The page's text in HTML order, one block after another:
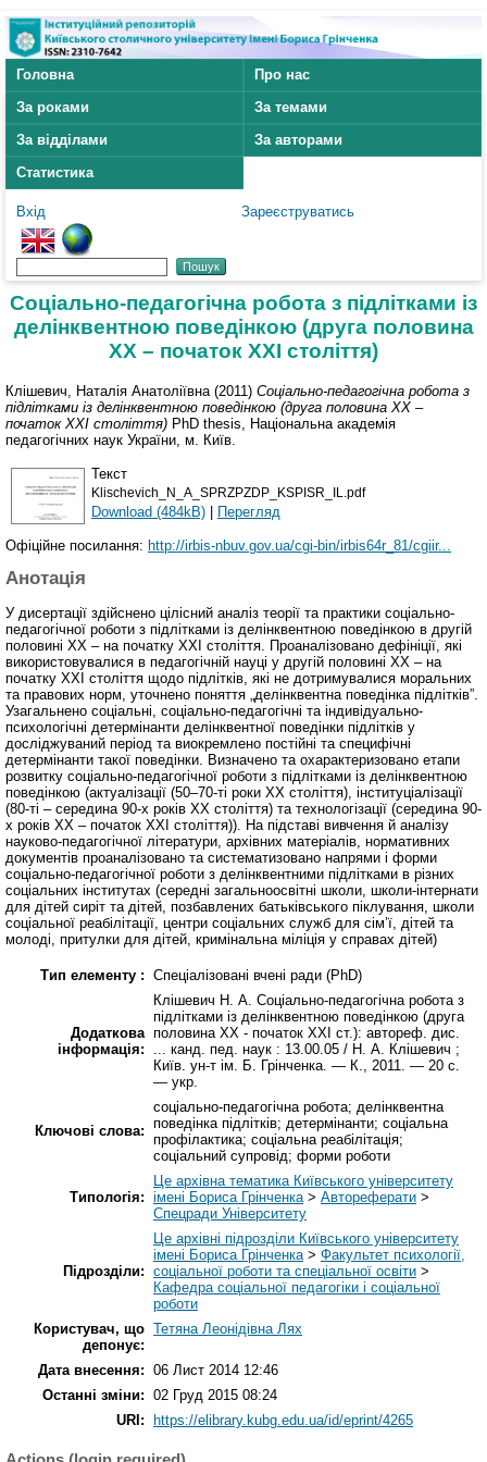
Головна
Про нас
За роками
За темами
За відділами
За авторами
Статистика
Вхід Зареєструватись
Соціально-педагогічна робота з підлітками із
делінквентною поведінкою (друга половина
ХХ – початок ХХІ століття)
Клішевич, Наталія Анатоліївна (2011) Соціально-педагогічна робота з
підлітками із делінквентною поведінкою (друга половина ХХ –
початок ХХІ століття) PhD thesis, Національна академія
педагогічних наук України, м. Київ.
Текст
Klischevich_N_A_SPRZPZDP_KSPISR_IL.pdf
Download (484kB) | Перегляд
Офіційне посилання: http://irbis-nbuv.gov.ua/cgi-bin/irbis64r_81/cgiir...
Анотація
У дисертації здійснено цілісний аналіз теорії та практики соціально-
педагогічної роботи з підлітками із делінквентною поведінкою в другій
половині ХХ – на початку ХХІ століття. Проаналізовано дефініції, які
використовувалися в педагогічній науці у другій половині ХХ – на
початку ХХІ століття щодо підлітків, які не дотримувалися моральних
та правових норм, уточнено поняття „делінквентна поведінка підлітків”.
Узагальнено соціальні, соціально-педагогічні та індивідуально-
психологічні детермінанти делінквентної поведінки підлітків у
досліджуваний період та виокремлено постійні та специфічні
детермінанти такої поведінки. Визначено та охарактеризовано етапи
розвитку соціально-педагогічної роботи з підлітками із делінквентною
поведінкою (актуалізації (50–70-ті роки ХХ століття), інституціалізації
(80-ті – середина 90-х років ХХ століття) та технологізації (середина 90-
х років ХХ – початок ХХІ століття)). На підставі вивчення й аналізу
науково-педагогічної літератури, архівних матеріалів, нормативних
документів проаналізовано та систематизовано напрями і форми
соціально-педагогічної роботи з делінквентними підлітками в різних
соціальних інститутах (середні загальноосвітні школи, школи-інтернати
для дітей сиріт та дітей, позбавлених батьківського піклування, школи
соціальної реабілітації, центри соціальних служб для сім’ї, дітей та
молоді, притулки для дітей, кримінальна міліція у справах дітей)
Тип елементу : Спеціалізовані вчені ради (PhD)
Додаткова
інформація:
Клішевич Н. А. Соціально-педагогічна робота з
підлітками із делінквентною поведінкою (друга
половина XX - початок XXI ст.): автореф. дис.
... канд. пед. наук : 13.00.05 / Н. А. Клішевич ;
Київ. ун-т ім. Б. Грінченка. — К., 2011. — 20 с.
— укp.
Ключові слова:
соціально-педагогічна робота; делінквентна
поведінка підлітків; детермінанти; соціальна
профілактика; соціальна реабілітація;
соціальний супровід; форми роботи
Типологія:
Це архівна тематика Київського університету
імені Бориса Грінченка> Автореферати >
Спецради Університету
Підрозділи:
Це архівні підрозділи Київського університету
імені Бориса Грінченка> Факультет психології,
соціальної роботи та спеціальної освіти >
Кафедра соціальної педагогіки і соціальної
роботи
Користувач, що
депонує:
Тетяна Леонідівна Лях
Дата внесення: 06 Лист 2014 12:46
Останні зміни: 02 Груд 2015 08:24
URI:
https://elibrary.kubg.edu.ua/id/eprint/4265